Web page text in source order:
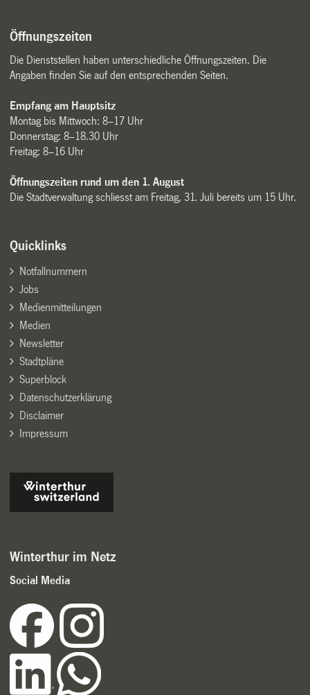
Öffnungszeiten
Die Dienststellen haben unterschiedliche Öffnungszeiten. Die
Angaben finden Sie auf den entsprechenden Seiten.
Empfang am Hauptsitz
Montag bis Mittwoch: 8–17 Uhr
Donnerstag: 8–18.30 Uhr
Freitag: 8–16 Uhr
Öffnungszeiten rund um den 1. August
Die Stadtverwaltung schliesst am Freitag, 31. Juli bereits um 15 Uhr.
Quicklinks
Notfallnummern
Jobs
Medienmitteilungen
Medien
Newsletter
Stadtpläne
Superblock
Datenschutzerklärung
Disclaimer
Impressum
Winterthur im Netz
Social Media